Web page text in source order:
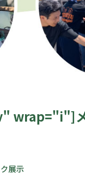
wrap="i"]
展示